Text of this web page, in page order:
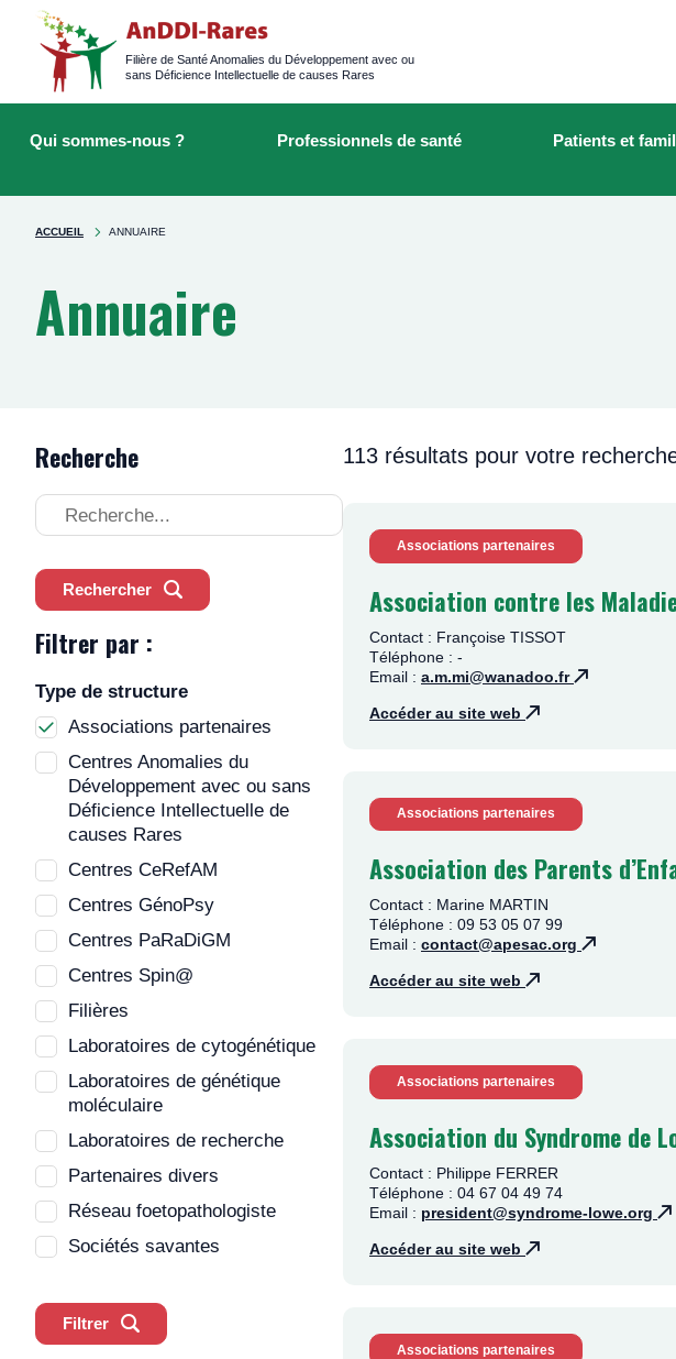
Logged
main
navigation
Filière de Santé Anomalies du Développement avec ou
sans Déficience Intellectuelle de causes Rares
sur
navigation
Qui sommes-nous ? Professionnels de santé Patients et
You're
ACCUEIL ANNUAIRE
Annuaire
Recherche
Recherche
Rechercher
Filtrer par :
Type de structure
Associations partenaires
Centres Anomalies du
Développement avec ou sans
Déficience Intellectuelle de
causes Rares
Centres CeRefAM
Centres GénoPsy
Centres PaRaDiGM
Centres Spin@
Filières
Laboratoires de cytogénétique
Laboratoires de génétique
moléculaire
Laboratoires de recherche
Partenaires divers
Réseau foetopathologiste
Sociétés savantes
Filtrer
113 résultats pour votre
Associations partenaires
Association contre les
Contact : Françoise TISSOT
Téléphone : -
Email : a.m.mi@wanadoo.fr
Accéder au site web
Associations partenaires
Association des Parents
Contact : Marine MARTIN
Téléphone : 09 53 05 07 99
Email : contact@apesac.org
Accéder au site web
Associations partenaires
Association du Syndrome de
Contact : Philippe FERRER
Téléphone : 04 67 04 49 74
Email : president@syndrome-lowe.org
Accéder au site web
Associations partenaires